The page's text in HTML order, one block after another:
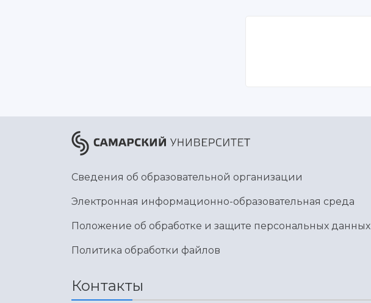
Сведения об образовательной организации
Электронная информационно-образовательная среда
Положение об обработке и защите персональных данных
Политика обработки файлов
Контакты